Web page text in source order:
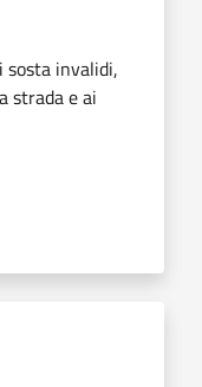
sosta invalidi,
strada e ai